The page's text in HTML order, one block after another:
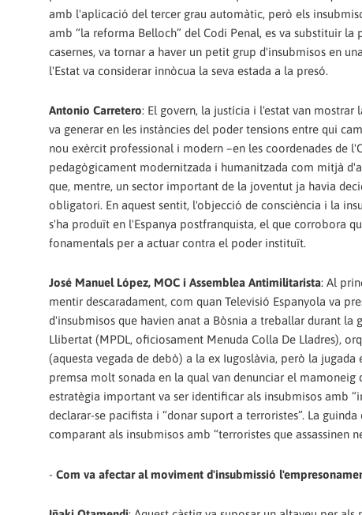
amb l'aplicació del tercer grau automàtic, però els
amb “la reforma Belloch” del Codi Penal, es va substituir
casernes, va tornar a haver un petit grup d'insubmisos en
l'Estat va considerar innòcua la seva estada a la presó.
Antonio Carretero: El govern, la justícia i l'estat van mostrar
va generar en les instàncies del poder tensions entre qui
nou exèrcit professional i modern –en les coordenades de
pedagògicament modernitzada i humanitzada com mitjà
que, mentre, un sector important de la joventut ja havia
obligatori. En aquest sentit, l'objecció de consciència i la
s'ha produït en l'Espanya postfranquista, el que corrobora
fonamentals per a actuar contra el poder instituït.
José Manuel López, MOC i Assemblea Antimilitarista: Al
mentir descaradament, com quan Televisió Espanyola va
d'insubmisos que havien anat a Bòsnia a treballar durant
Llibertat (MPDL, oficiosament Menuda Colla De Lladres),
(aquesta vegada de debò) a la ex Iugoslàvia, però la
premsa molt sonada en la qual van denunciar el mamoneig
estratègia important va ser identificar als insubmisos amb
declarar-se pacifista i “donar suport a terroristes”. La
comparant als insubmisos amb “terroristes que assassinen
- Com va afectar al moviment d'insubmissió